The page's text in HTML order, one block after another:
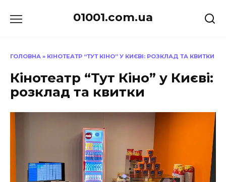
до
01001.com.ua
ГОЛОВНА » КІНОТЕАТР “ТУТ КІНО” У КИЄВІ: РОЗКЛАД ТА КВИТКИ
Кінотеатр “Тут Кіно” у Києві:
розклад та квитки